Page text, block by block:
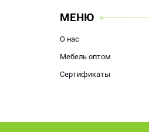
МЕНЮ
О нас
Мебель оптом
Сертификаты